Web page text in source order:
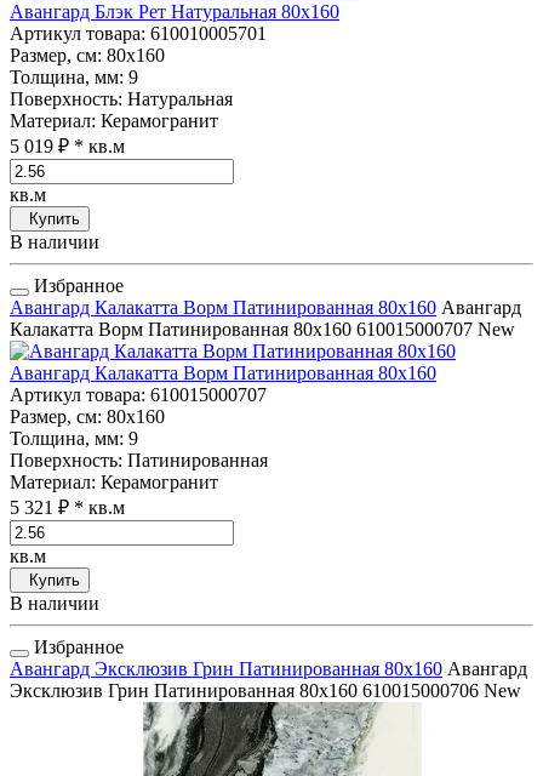
Авангард Блэк Рет Натуральная 80x160
Артикул товара: 610010005701
Размер, см: 80x160
Толщина, мм: 9
Поверхность: Натуральная
Материал: Керамогранит
5 019 ₽ * кв.м
кв.м
Купить
В наличии
Избранное
Авангард Калакатта Ворм Патинированная 80x160 Авангард
Калакатта Ворм Патинированная 80x160 610015000707 New
Авангард Калакатта Ворм Патинированная 80x160
Артикул товара: 610015000707
Размер, см: 80x160
Толщина, мм: 9
Поверхность: Патинированная
Материал: Керамогранит
5 321 ₽ * кв.м
кв.м
Купить
В наличии
Избранное
Авангард Эксклюзив Грин Патинированная 80x160 Авангард
Эксклюзив Грин Патинированная 80x160 610015000706 New